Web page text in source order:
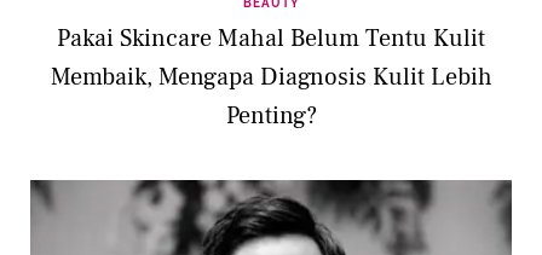
BEAUTY
Pakai Skincare Mahal Belum Tentu Kulit
Membaik, Mengapa Diagnosis Kulit Lebih
Penting?